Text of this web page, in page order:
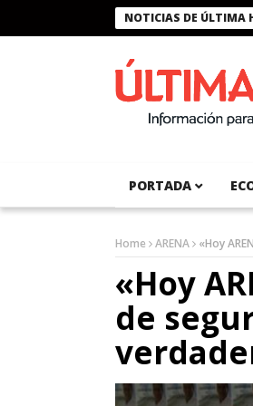
NOTICIAS DE ÚLTIMA
Presidente Bukele condecora a
PORTADA
Home ARENA «Hoy
«Hoy
de